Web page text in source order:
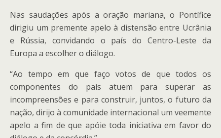
Nas saudações após a oração mariana, o Pontífice
dirigiu um premente apelo à distensão entre Ucrânia
e Rússia, convidando o país do Centro-Leste da
Europa a escolher o diálogo.
“Ao tempo em que faço votos de que todos os
componentes do país atuem para superar as
incompreensões e para construir, juntos, o futuro da
nação, dirijo à comunidade internacional um veemente
apelo a fim de que apóie toda iniciativa em favor do